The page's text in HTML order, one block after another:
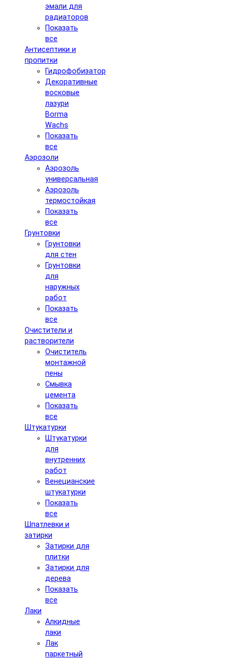
эмали для
радиаторов
Показать
все
Антисептики и
пропитки
Гидрофобизатор
Декоративные
восковые
лазури
Borma
Wachs
Показать
все
Аэрозоли
Аэрозоль
универсальная
Аэрозоль
термостойкая
Показать
все
Грунтовки
Грунтовки
для стен
Грунтовки
для
наружных
работ
Показать
все
Очистители и
растворители
Очиститель
монтажной
пены
Смывка
цемента
Показать
все
Штукатурки
Штукатурки
для
внутренних
работ
Венецианские
штукатурки
Показать
все
Шпатлевки и
затирки
Затирки для
плитки
Затирки для
дерева
Показать
все
Лаки
Алкидные
лаки
Лак
паркетный